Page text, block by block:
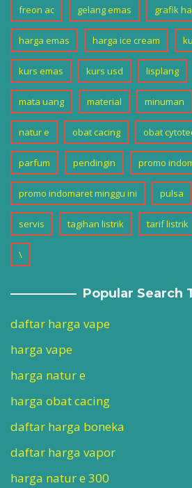
freon ac gelang emas grafik
harga emas harga ice cream
kurs emas kurs usd lisplang
mata uang material minuman
natur e obat cacing obat
parfum pendingin promo
promo indomaret minggu ini pulsa
servis tagihan listrik tarif listrik
\
Popular Search
daftar harga vape
harga vape
harga natur e
harga obat cacing
daftar harga boneka
daftar harga vapor
harga natur e 300